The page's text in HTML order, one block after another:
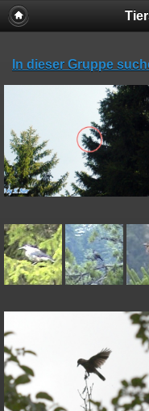
In dieser Gruppe